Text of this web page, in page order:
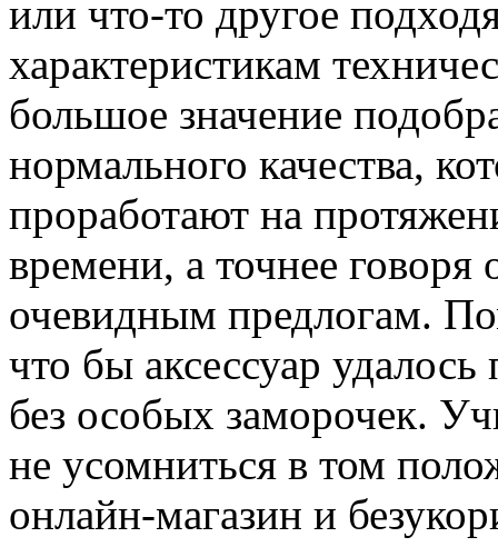
или что-то другое
характеристикам
большое значение
нормального качества,
проработают на
времени, а точнее говоря
очевидным предлогам.
что бы аксессуар
без особых заморочек.
не усомниться в том
онлайн-магазин и